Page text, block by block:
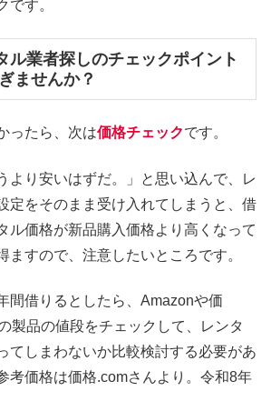
です。
ル業者探しのチェックポイント
ませんか？
ったら、次は価格チェックです。
より安いはずだ。」と思い込んで、レ
定をそのまま受け入れてしまうと、借
ル価格が新品購入価格より高くなって
ますので、注意したいところです。
間借りるとしたら、Amazonや価
製品の値段をチェックして、レンタ
てしまわないか比較検討する必要があ
考価格は価格.comさんより。令和8年